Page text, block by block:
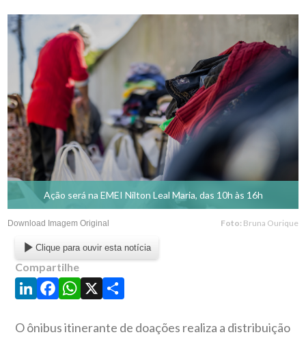
Ação será na EMEI Nilton Leal Maria, das 10h às 16h
Download Imagem Original Foto: Bruna Ourique
Clique para ouvir esta notícia
Compartilhe
LinkedIn
Facebook
WhatsApp
X Share
O ônibus itinerante de doações realiza a distribuição